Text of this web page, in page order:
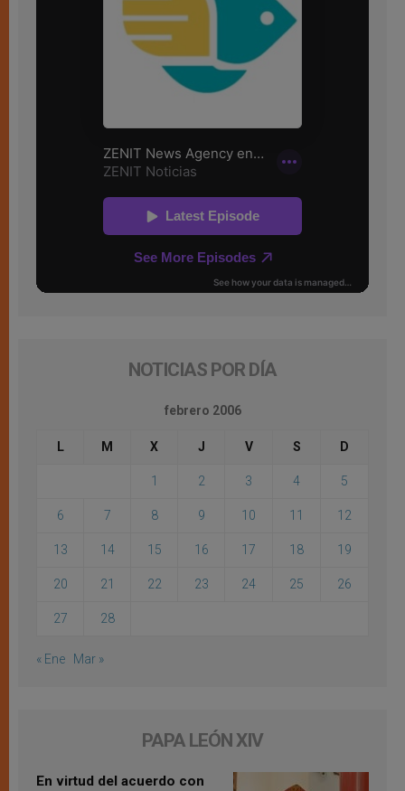
NOTICIAS POR DÍA
febrero 2006
L M X J V S D
1 2 3 4 5
6 7 8 9 10 11 12
13 14 15 16 17 18 19
20 21 22 23 24 25 26
27 28
« Ene Mar »
PAPA LEÓN XIV
En virtud del acuerdo con